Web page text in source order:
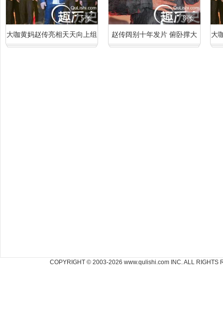
5张
大咖黄妈赵传亮相天天向上组
8张
赵传阔别十年发片 俯卧撑大 大
COPYRIGHT © 2003-2026 www.qulishi.com INC. ALL RIGHTS